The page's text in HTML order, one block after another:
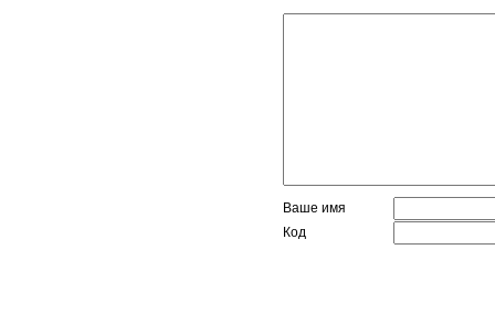
Ваше имя
Код